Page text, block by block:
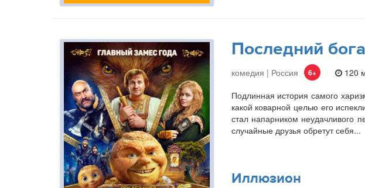
Последний
комедия | Россия 6+
120
Подлинная история самого
какой коварной целью его
стал напарником неудачливого
случайные друзья обретут себя...
Иллюзион